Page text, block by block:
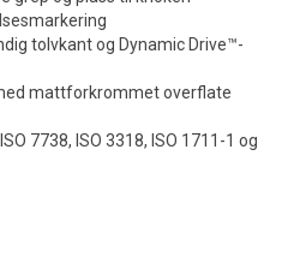
tolvkant og Dynamic Drive™-
mattforkrommet overflate
7738, ISO 3318, ISO 1711-1 og